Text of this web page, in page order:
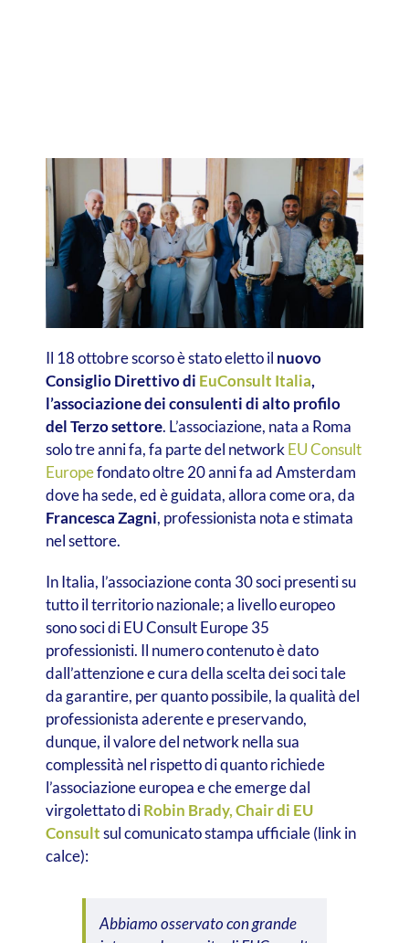
Il 18 ottobre scorso è stato eletto il nuovo
Consiglio Direttivo di EuConsult Italia,
l’associazione dei consulenti di alto profilo
del Terzo settore. L’associazione, nata a Roma
solo tre anni fa, fa parte del networkEU Consult
Europefondato oltre 20 anni fa ad Amsterdam
dove ha sede, ed è guidata, allora come ora, da
Francesca Zagni, professionista nota e stimata
nel settore.
In Italia, l’associazione conta 30 soci presenti su
tutto il territorio nazionale; a livello europeo
sono soci di EU Consult Europe 35
professionisti. Il numero contenuto è dato
dall’attenzione e cura della scelta dei soci tale
da garantire, per quanto possibile, la qualità del
professionista aderente e preservando,
dunque, il valore del network nella sua
complessità nel rispetto di quanto richiede
l’associazione europea e che emerge dal
virgolettato diRobin Brady, Chair di EU
Consultsul comunicato stampa ufficiale (link in
calce):
Abbiamo osservato con grande